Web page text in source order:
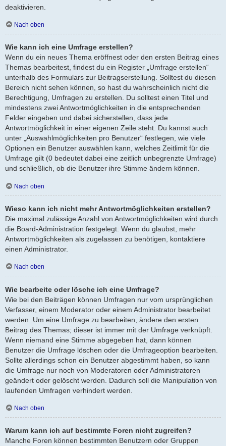
deaktivieren.
Nach oben
Wie kann ich eine Umfrage erstellen?
Wenn du ein neues Thema eröffnest oder den ersten Beitrag eines
Themas bearbeitest, findest du ein Register „Umfrage erstellen“
unterhalb des Formulars zur Beitragserstellung. Solltest du diesen
Bereich nicht sehen können, so hast du wahrscheinlich nicht die
Berechtigung, Umfragen zu erstellen. Du solltest einen Titel und
mindestens zwei Antwortmöglichkeiten in die entsprechenden
Felder eingeben und dabei sicherstellen, dass jede
Antwortmöglichkeit in einer eigenen Zeile steht. Du kannst auch
unter „Auswahlmöglichkeiten pro Benutzer“ festlegen, wie viele
Optionen ein Benutzer auswählen kann, welches Zeitlimit für die
Umfrage gilt (0 bedeutet dabei eine zeitlich unbegrenzte Umfrage)
und schließlich, ob die Benutzer ihre Stimme ändern können.
Nach oben
Wieso kann ich nicht mehr Antwortmöglichkeiten erstellen?
Die maximal zulässige Anzahl von Antwortmöglichkeiten wird durch
die Board-Administration festgelegt. Wenn du glaubst, mehr
Antwortmöglichkeiten als zugelassen zu benötigen, kontaktiere
einen Administrator.
Nach oben
Wie bearbeite oder lösche ich eine Umfrage?
Wie bei den Beiträgen können Umfragen nur vom ursprünglichen
Verfasser, einem Moderator oder einem Administrator bearbeitet
werden. Um eine Umfrage zu bearbeiten, ändere den ersten
Beitrag des Themas; dieser ist immer mit der Umfrage verknüpft.
Wenn niemand eine Stimme abgegeben hat, dann können
Benutzer die Umfrage löschen oder die Umfrageoption bearbeiten.
Sollte allerdings schon ein Benutzer abgestimmt haben, so kann
die Umfrage nur noch von Moderatoren oder Administratoren
geändert oder gelöscht werden. Dadurch soll die Manipulation von
laufenden Umfragen verhindert werden.
Nach oben
Warum kann ich auf bestimmte Foren nicht zugreifen?
Manche Foren können bestimmten Benutzern oder Gruppen